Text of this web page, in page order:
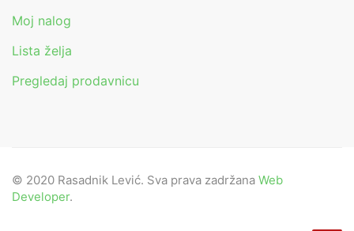
Moj nalog
Lista želja
Pregledaj prodavnicu
© 2020 Rasadnik Lević. Sva prava zadržana Web
Developer.